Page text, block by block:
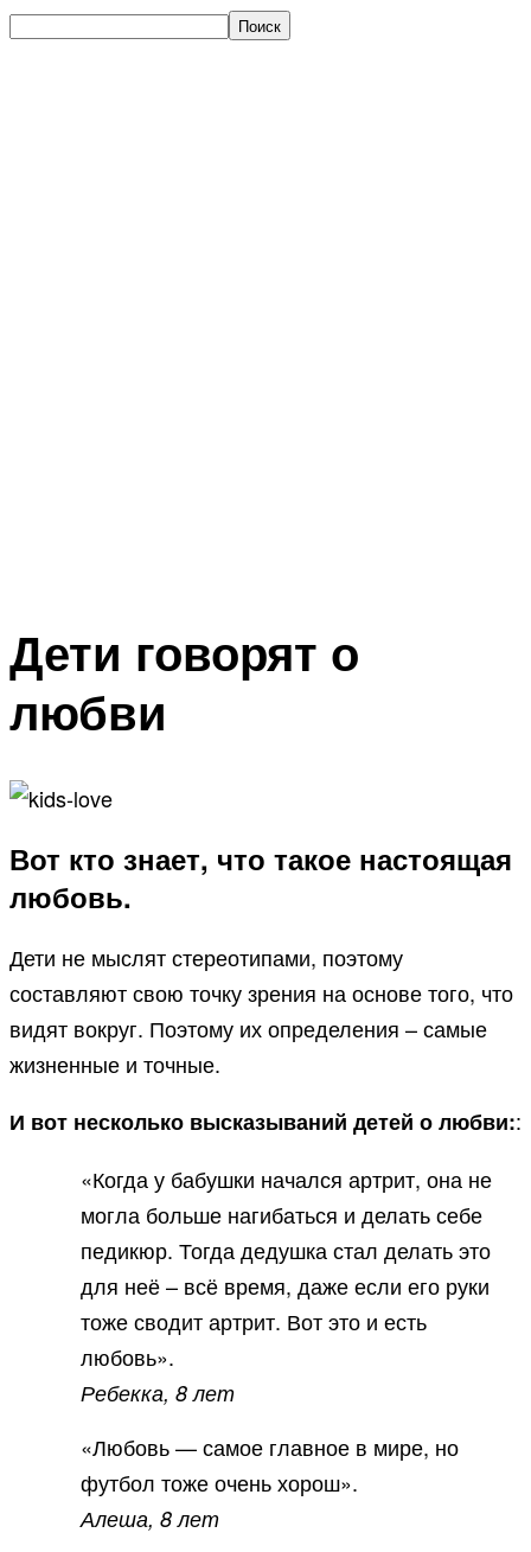
Дети говорят о
любви
Вот кто знает, что такое настоящая
любовь.
Дети не мыслят стереотипами, поэтому
составляют свою точку зрения на основе того, что
видят вокруг. Поэтому их определения – самые
жизненные и точные.
И вот несколько высказываний детей о любви::
«Когда у бабушки начался артрит, она не
могла больше нагибаться и делать себе
педикюр. Тогда дедушка стал делать это
для неё – всё время, даже если его руки
тоже сводит артрит. Вот это и есть
любовь».
Ребекка, 8 лет
«Любовь — самое главное в мире, но
футбол тоже очень хорош».
Алеша, 8 лет